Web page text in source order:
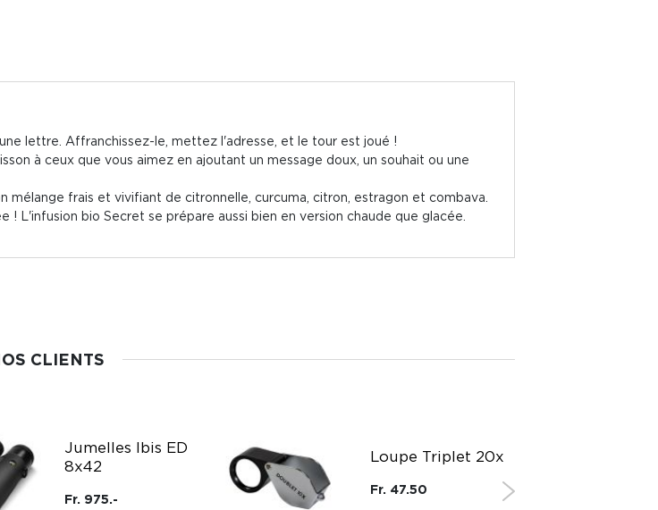
lettre. Affranchissez-le, mettez l'adresse, et le tour est joué !
à ceux que vous aimez en ajoutant un message doux, un souhait ou une
mélange frais et vivifiant de citronnelle, curcuma, citron, estragon et combava.
L'infusion bio Secret se prépare aussi bien en version chaude que glacée.
CLIENTS
Jumelles Ibis ED
8x42
Fr. 975.-
Loupe Triplet 20x
Fr. 47.50